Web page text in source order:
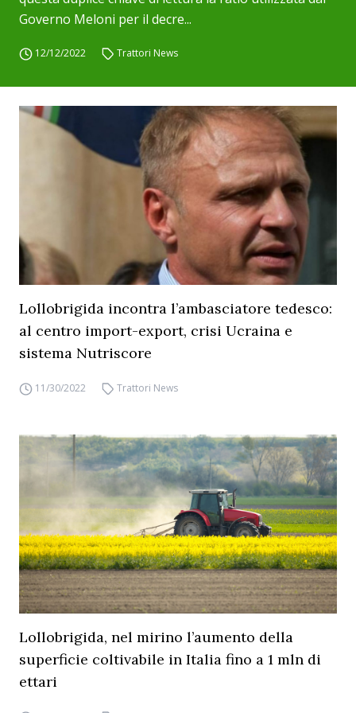
Governo Meloni per il decre...
12/12/2022 Trattori News
Lollobrigida incontra l’ambasciatore tedesco:
al centro import-export, crisi Ucraina e
sistema Nutriscore
11/30/2022 Trattori News
Lollobrigida, nel mirino l’aumento della
superficie coltivabile in Italia fino a 1 mln di
ettari